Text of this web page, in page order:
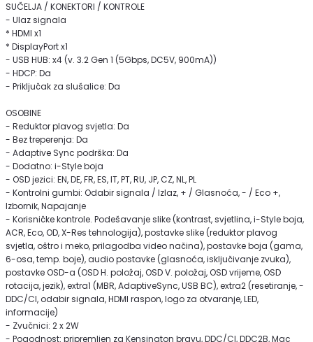
SUČELJA / KONEKTORI / KONTROLE
- Ulaz signala
* HDMI x1
* DisplayPort x1
- USB HUB: x4 (v. 3.2 Gen 1 (5Gbps, DC5V, 900mA))
- HDCP: Da
- Priključak za slušalice: Da
OSOBINE
- Reduktor plavog svjetla: Da
- Bez treperenja: Da
- Adaptive Sync podrška: Da
- Dodatno: i-Style boja
- OSD jezici: EN, DE, FR, ES, IT, PT, RU, JP, CZ, NL, PL
- Kontrolni gumbi: Odabir signala / Izlaz, + / Glasnoća, - / Eco +,
Izbornik, Napajanje
- Korisničke kontrole. Podešavanje slike (kontrast, svjetlina, i-Style boja,
ACR, Eco, OD, X-Res tehnologija), postavke slike (reduktor plavog
svjetla, oštro i meko, prilagodba video načina), postavke boja (gama,
6-osa, temp. boje), audio postavke (glasnoća, isključivanje zvuka),
postavke OSD-a (OSD H. položaj, OSD V. položaj, OSD vrijeme, OSD
rotacija, jezik), extra1 (MBR, AdaptiveSync, USB BC), extra2 (resetiranje, -
DDC/CI, odabir signala, HDMI raspon, logo za otvaranje, LED,
informacije)
- Zvučnici: 2 x 2W
- Pogodnost: pripremljen za Kensington bravu, DDC/CI, DDC2B, Mac